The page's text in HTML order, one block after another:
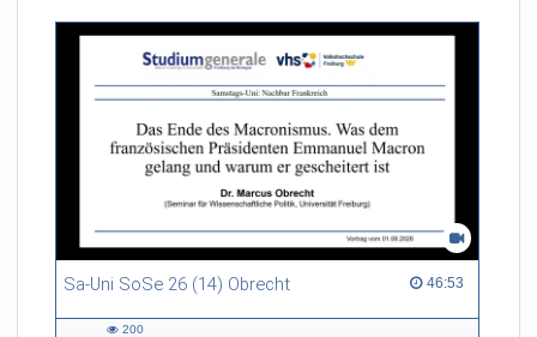
Sa-Uni SoSe 26 (14) Obrecht 46:53
46:53 duration
200